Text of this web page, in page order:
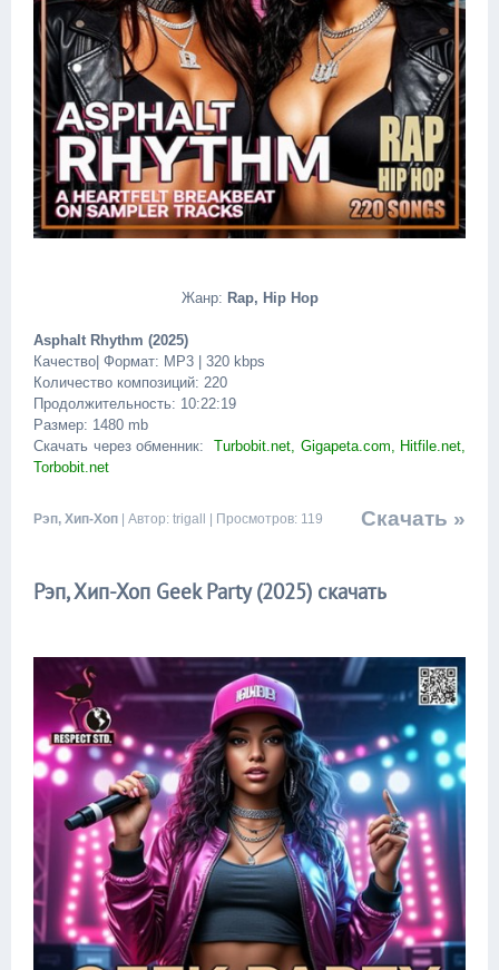
Жанр: Rap, Hip Hop
Asphalt Rhythm (2025)
Качество| Формат: MP3 | 320 kbps
Количество композиций: 220
Продолжительность: 10:22:19
Размер: 1480 mb
Скачать через обменник: Turbobit.net, Gigapeta.com, Hitfile.net,
Torbobit.net
Скачать »
Рэп, Хип-Хоп | Автор: trigall | Просмотров: 119
Рэп, Хип-Хоп Geek Party (2025) скачать